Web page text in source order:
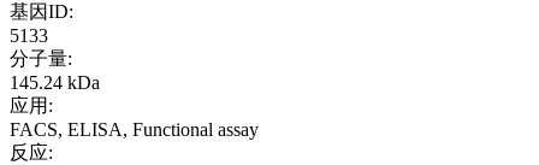
基因ID:
5133
分子量:
145.24 kDa
应用:
FACS, ELISA, Functional assay
反应: